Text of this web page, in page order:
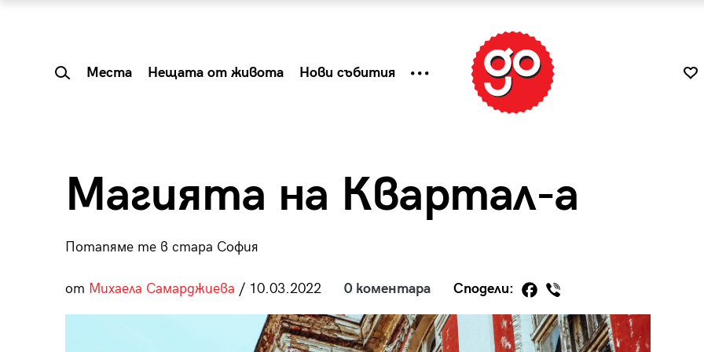
Места Нещата от живота Нови събития
Магията на Квартал-а
Потапяме те в стара София
от Михаела Самарджиева / 10.03.2022 0 коментара Сподели:
Summer Prelude: как
Tender is the Wine – Какво